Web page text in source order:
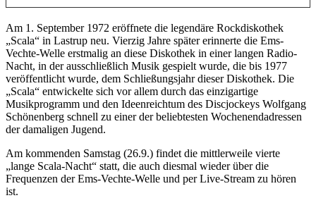
Am 1. September 1972 eröffnete die legendäre Rockdiskothek
„Scala“ in Lastrup neu. Vierzig Jahre später erinnerte die Ems-
Vechte-Welle erstmalig an diese Diskothek in einer langen Radio-
Nacht, in der ausschließlich Musik gespielt wurde, die bis 1977
veröffentlicht wurde, dem Schließungsjahr dieser Diskothek. Die
„Scala“ entwickelte sich vor allem durch das einzigartige
Musikprogramm und den Ideenreichtum des Discjockeys Wolfgang
Schönenberg schnell zu einer der beliebtesten Wochenendadressen
der damaligen Jugend.
Am kommenden Samstag (26.9.) findet die mittlerweile vierte
„lange Scala-Nacht“ statt, die auch diesmal wieder über die
Frequenzen der Ems-Vechte-Welle und per Live-Stream zu hören
ist.